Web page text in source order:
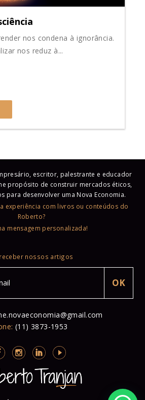
nos condena à ignorância.
nos reduz à...
escritor, palestrante e educador
propósito de construir mercados éticos,
para desenvolver uma Nova Economia.
experiência com livros ou conteúdos do
Roberto?
mensagem personalizada!
nossos artigos
(11) 3873-1953